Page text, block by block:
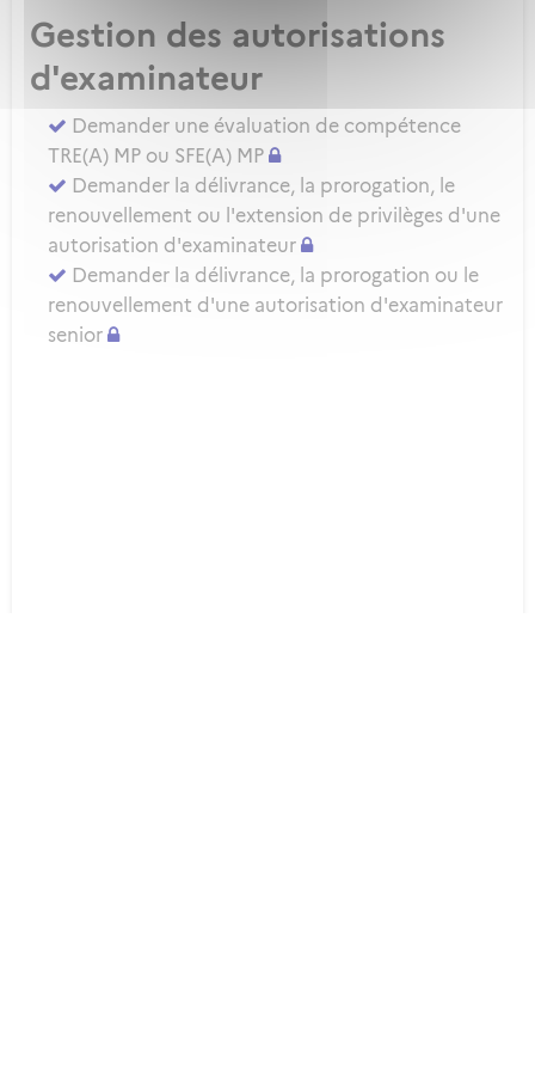
Gestion des autorisations
d'examinateur
Demander une évaluation de compétence
TRE(A) MP ou SFE(A) MP
Demander la délivrance, la prorogation, le
renouvellement ou l'extension de privilèges d'une
autorisation d'examinateur
Demander la délivrance, la prorogation ou le
renouvellement d'une autorisation d'examinateur
senior